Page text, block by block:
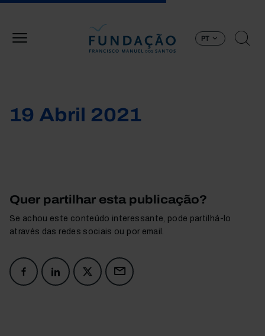
PT
19 Abril 2021
Quer partilhar esta publicação?
Se achou este conteúdo interessante, pode partilhá-lo
através das redes sociais ou por email.